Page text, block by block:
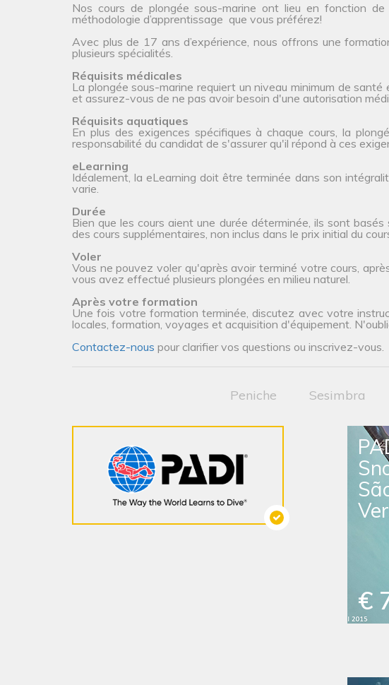
Nos cours de plongée sous-marine ont lieu en fonction
méthodologie d’apprentissage que vous préférez!
Avec plus de 17 ans d’expérience, nous offrons une
plusieurs spécialités.
Réquisits médicales
La plongée sous-marine requiert un niveau minimum de
et assurez-vous de ne pas avoir besoin d'une autorisation
Réquisits aquatiques
En plus des exigences spécifiques à chaque cours, la
responsabilité du candidat de s'assurer qu'il répond à ces
eLearning
Idéalement, la eLearning doit être terminée dans son
varie.
Durée
Bien que les cours aient une durée déterminée, ils sont
des cours supplémentaires, non inclus dans le prix initial du
Voler
Vous ne pouvez voler qu'après avoir terminé votre cours,
vous avez effectué plusieurs plongées en milieu naturel.
Après votre formation
Une fois votre formation terminée, discutez avec votre
locales, formation, voyages et acquisition d'équipement.
Contactez-nous pour clarifier vos questions ou inscrivez-vous.
Peniche Sesimbra
€